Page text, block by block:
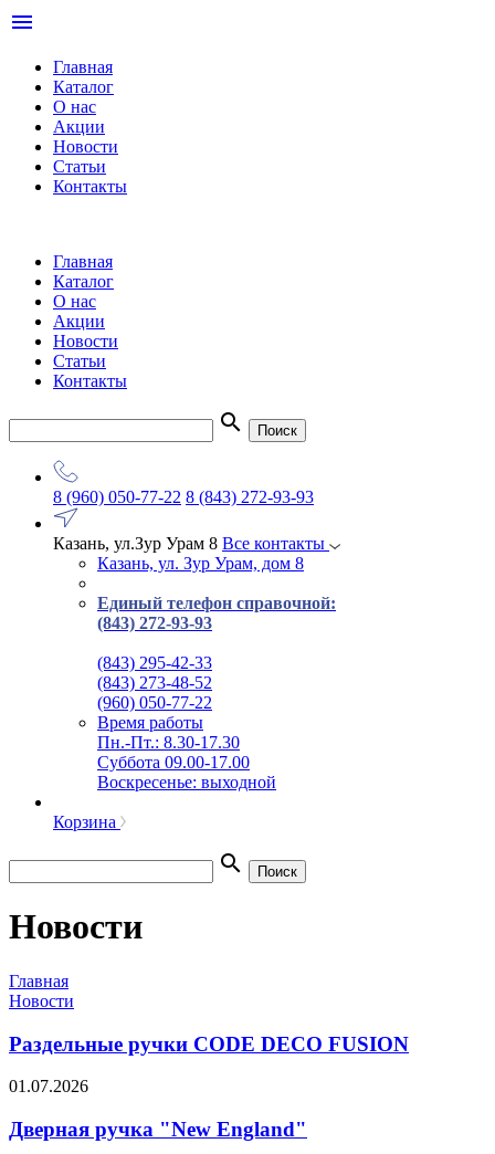
menu
Главная
Каталог
О нас
Акции
Новости
Статьи
Контакты
Главная
Каталог
О нас
Акции
Новости
Статьи
Контакты
search Поиск
8 (960) 050-77-22 8 (843) 272-93-93
Казань, ул.Зур Урам 8 Все контакты
Казань, ул. Зур Урам, дом 8
Единый телефон справочной:
(843) 272-93-93
(843) 295-42-33
(843) 273-48-52
(960) 050-77-22
Время работы
Пн.-Пт.: 8.30-17.30
Суббота 09.00-17.00
Воскресенье: выходной
Корзина
search Поиск
Новости
Главная
Новости
Раздельные ручки CODE DECO FUSION
01.07.2026
Дверная ручка "New England"